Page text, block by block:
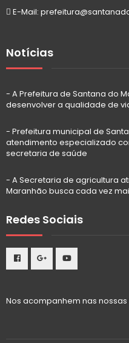
E-Mail:
Notícias
- A Prefeitura de Santana do
desenvolver a qualidade de
- Prefeitura municipal de
atendimento especializado
secretaria de saúde
- A Secretaria de agricultura
Maranhão busca cada vez
Redes Sociais
Nos acompanhem nas nossas